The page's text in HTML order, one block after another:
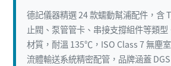
德記儀器精選 24 款蠕動幫浦配件，含
止閥、泵管管卡、串接支撐組件等類
材質，耐溫 135℃，ISO Class 7 無塵
流體輸送系統精密配管，品牌涵蓋